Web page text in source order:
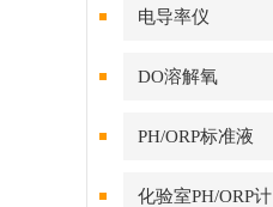
电导率仪
DO溶解氧
PH/ORP标准液
化验室PH/ORP计